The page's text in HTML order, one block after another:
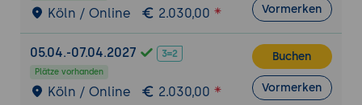
Rechtliche und planerische Grundlagen
Bedeutung von Bauantragsplänen und
Genehmigungsunterlagen
Hinweise auf Urheberrecht und
Köln / Online 2.030,00 Vormerken
05.04.-07.04.2027
Plätze vorhanden
Köln / Online 2.030,00
Buchen
Vormerken